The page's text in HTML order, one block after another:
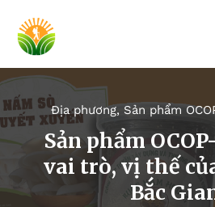
Địa phương, Sản phẩm
Sản phẩm
vai trò, vị thế
Bắc